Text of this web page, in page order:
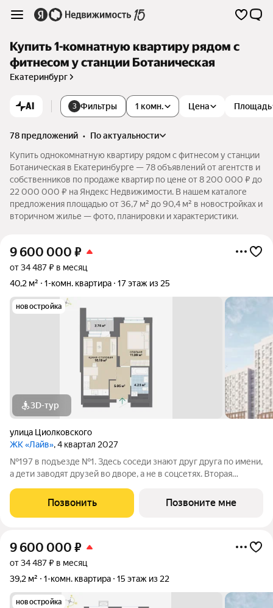
Купить 1-комнатную квартиру рядом с
фитнесом у станции Ботаническая
Екатеринбург
AI 3 Фильтры 1 комн. Цена Площадь
78 предложений •
по актуальности
Купить однокомнатную квартиру рядом с фитнесом у станции
Ботаническая в Екатеринбурге — 78 объявлений от агентств и
собственников по продаже квартир по цене от 8 200 000 ₽ до
22 000 000 ₽ на Яндекс Недвижимости. В нашем каталоге
предложения площадью от 36,7 м² до 90,4 м² в новостройках и
вторичном жилье — фото, планировки и характеристики.
9 600 000 ₽
от 34 487 ₽ в месяц
40,2 м²
1-комн. квартира 17 этаж из 25
новостройка
3D-тур
улица Циолковского
ЖК «Лайв», 4 квартал 2027
№197 в подъезде №1. Здесь соседи знают друг друга по имени,
а дети заводят друзей во дворе, а не в соцсетях. Вторая
комфорта и особенное внимание к атмосфере
добрососедства. В первой очереди
Позвонить Позвоните мне
9 600 000 ₽
от 34 487 ₽ в месяц
39,2 м²
1-комн. квартира 15 этаж из 22
новостройка